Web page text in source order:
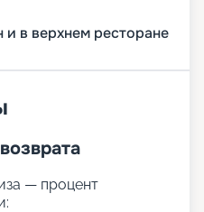
в верхнем ресторане
— процент